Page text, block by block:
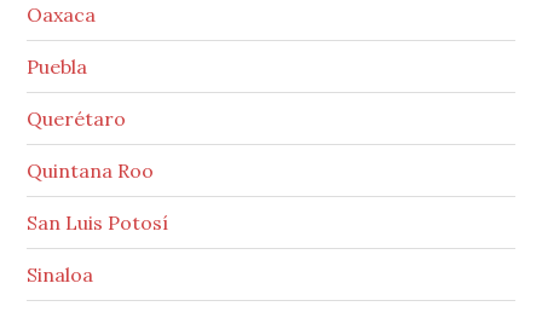
Oaxaca
Puebla
Querétaro
Quintana Roo
San Luis Potosí
Sinaloa